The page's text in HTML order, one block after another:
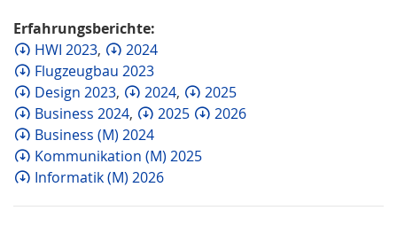
Erfahrungsberichte:
HWI 2023,
2024
Flugzeugbau 2023
Design 2023, 2024,
2025
Business 2024, 2025
2026
Business (M) 2024
Kommunikation (M) 2025
Informatik (M) 2026